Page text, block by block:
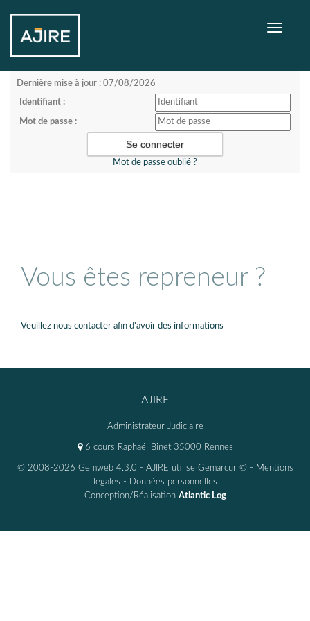
Toggle
Dernière mise à jour : 07/08/2026
Identifiant :
Mot de passe :
Mot de passe oublié ?
Vous êtes repreneur ?
Veuillez nous contacter afin d'avoir des informations
AJIRE
Administrateur Judiciaire
6 cours Raphaël Binet 35000 Rennes
© 2008-2026 Gemweb 4.3.0 - AJIRE utilise Gemarcur © - Mentions
légales - Données personnelles
Conception/Réalisation Atlantic Log